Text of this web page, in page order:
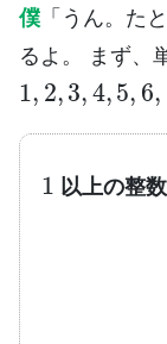
僕 「うん。た
るよ。 まず、
1,2,3, 4,5,6 ,7,
1
以上の整